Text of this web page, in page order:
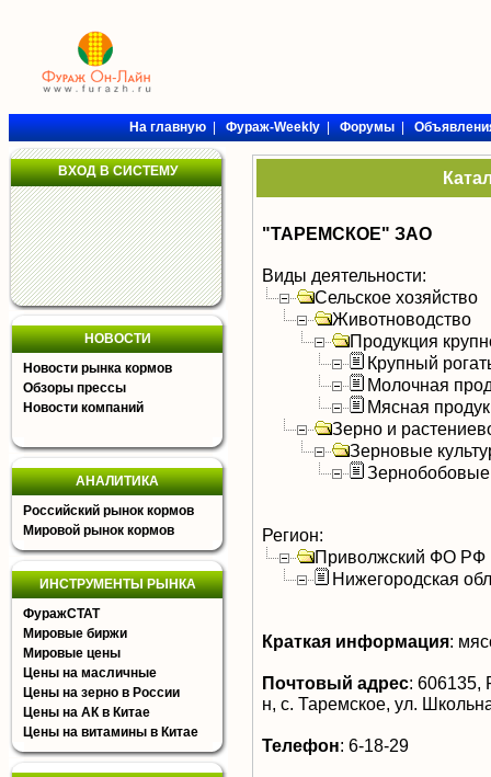
На главную|Фураж-Weekly|Форумы|
ВХОД В СИСТЕМУ
НОВОСТИ
Новости рынка кормов
Обзоры прессы
Новости компаний
АНАЛИТИКА
Российский рынок кормов
Мировой рынок кормов
ИНСТРУМЕНТЫ РЫНКА
ФуражСТАТ
Мировые биржи
Мировые цены
Цены на масличные
Цены на зерно в России
Цены на АК в Китае
Цены на витамины в Китае
"ТАРЕМСКОЕ" ЗАО
Виды деятельности:
Сельское хозяйство
Животноводство
Продукция
Крупный
Молочная
Мясная
Зерно и
Зерновые
Зернобобовые
Регион:
Приволжский ФО РФ
Нижегородская
Краткая информация:
Почтовый адрес: 606135,
н, с. Таремское, ул.
Телефон: 6-18-29